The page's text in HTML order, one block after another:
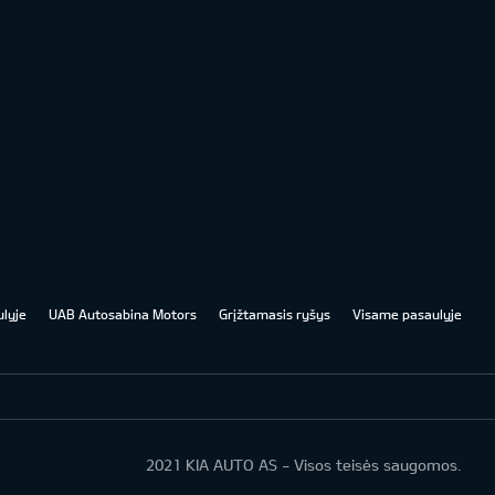
UAB Autosabina Motors Grįžtamasis ryšys Visame pasaulyje
2021 KIA AUTO AS - Visos teisės saugomos.